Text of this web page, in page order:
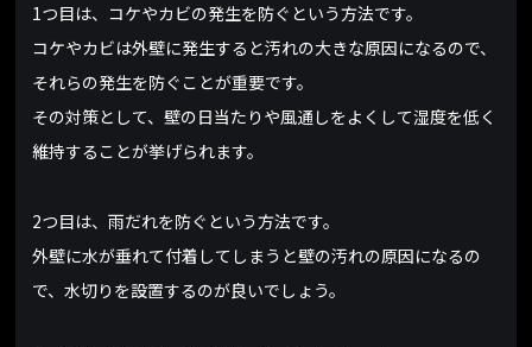
1つ目は、コケやカビの発生を防ぐという方法です。
コケやカビは外壁に発生すると汚れの大きな原因になるので、
それらの発生を防ぐことが重要です。
その対策として、壁の日当たりや風通しをよくして湿度を低く
維持することが挙げられます。
2つ目は、雨だれを防ぐという方法です。
外壁に水が垂れて付着してしまうと壁の汚れの原因になるの
で、水切りを設置するのが良いでしょう。